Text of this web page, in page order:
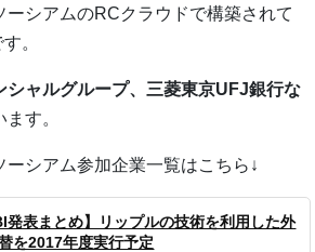
ーシアムのRCクラウドで構築されて
。
シャルグループ、三菱東京UFJ銀行な
す。
ーシアム参加企業一覧はこちら↓
発表まとめ】リップルの技術を利用した外
を2017年度実行予定